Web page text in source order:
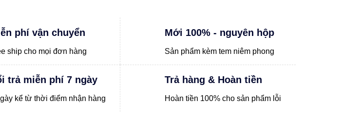
phí vận chuyển
ship cho mọi đơn hàng
Mới 100% - nguyên hộp
Sản phẩm kèm tem niêm phong
trả miễn phí 7 ngày
kể từ thời điểm nhận hàng
Trả hàng & Hoàn tiền
Hoàn tiền 100% cho sản phẩm lỗi